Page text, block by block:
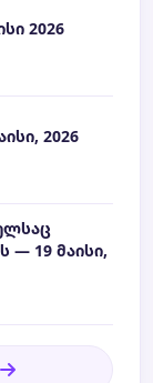
2026
2026
— 19 მაისი,